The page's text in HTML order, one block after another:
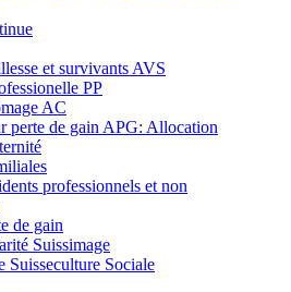
et survivants AVS
PP
AC
perte de gain APG: Allocation
professionnels et non
de gain
Suissimage
Suisseculture Sociale